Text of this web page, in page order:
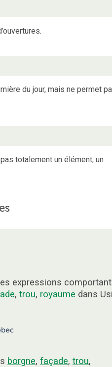
du jour, mais ne permet
totalement un élément, un
expressions
, trou, royaume dans
borgne, façade, trou,